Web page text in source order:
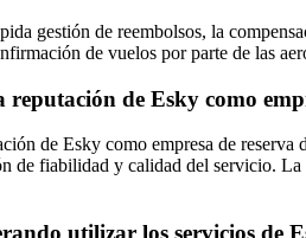
gestión de reembolsos, la
de vuelos por parte de las
de Esky como
de Esky como empresa de
de fiabilidad y calidad del servicio.
utilizar los servicios de